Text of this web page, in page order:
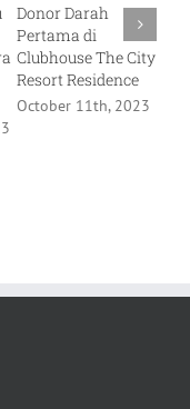
Donor Darah
Pertama di
Clubhouse The City
Resort Residence
October 11th, 2023
ke-